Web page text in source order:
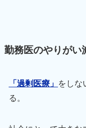
勤務医のやりがい
「過剰医療」 をしな
る。